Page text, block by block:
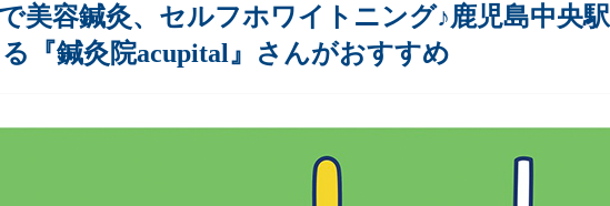
美容鍼灸、セルフホワイトニング♪鹿児島中央駅
『鍼灸院acupital』さんがおすすめ